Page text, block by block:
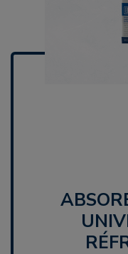
ABSORBEUR D’ODEUR